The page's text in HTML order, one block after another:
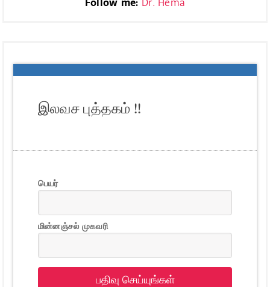
இலவச புத்தகம் !!
பெயர்
மின்னஞ்சல் முகவரி
பதிவு செய்யுங்கள்